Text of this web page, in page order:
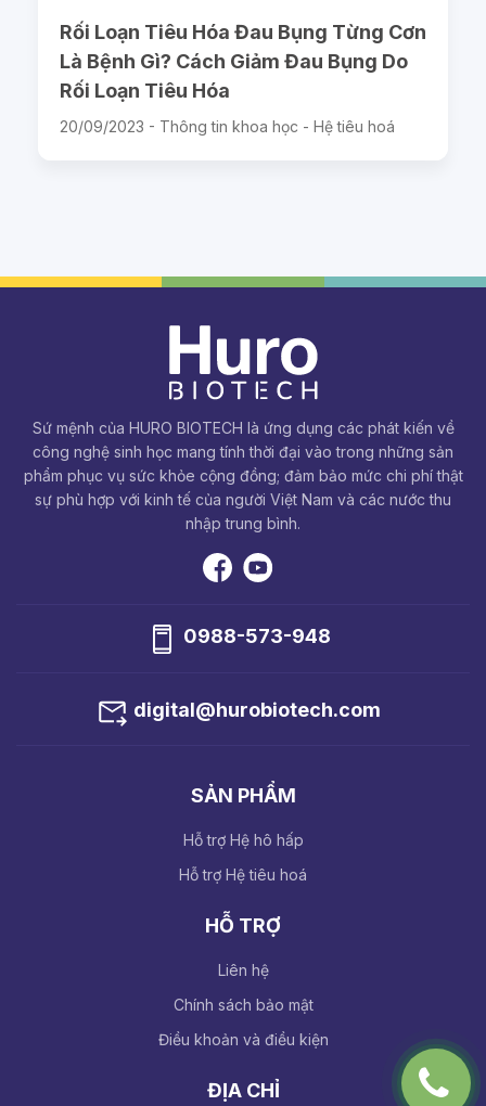
Rối Loạn Tiêu Hóa Đau Bụng Từng Cơn
Là Bệnh Gì? Cách Giảm Đau Bụng Do
Rối Loạn Tiêu Hóa
20/09/2023 - Thông tin khoa học - Hệ tiêu hoá
Sứ mệnh của HURO BIOTECH là ứng dụng các phát kiến về
công nghệ sinh học mang tính thời đại vào trong những sản
phẩm phục vụ sức khỏe cộng đồng; đảm bảo mức chi phí thật
sự phù hợp với kinh tế của người Việt Nam và các nước thu
nhập trung bình.
0988-573-948
digital@hurobiotech.com
SẢN PHẨM
Hỗ trợ Hệ hô hấp
Hỗ trợ Hệ tiêu hoá
HỖ TRỢ
Liên hệ
Chính sách bảo mật
Điều khoản và điều kiện
ĐỊA CHỈ